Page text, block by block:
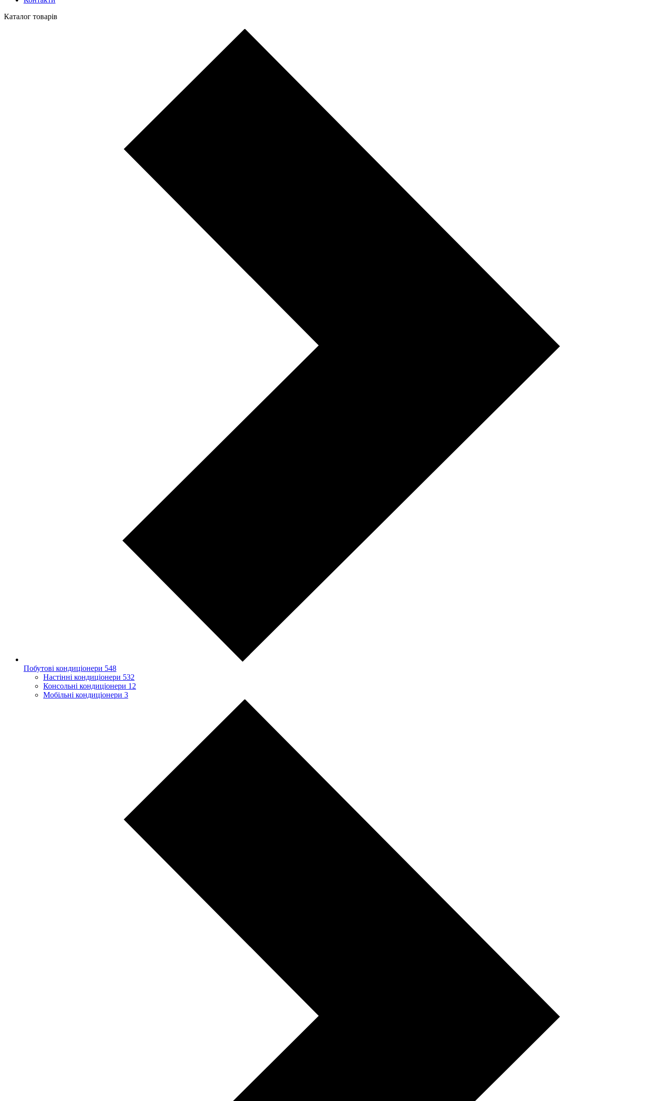
Каталог товарів
Побутові кондиціонери 548
Настінні кондиціонери 532
Консольні кондиціонери 12
Мобільні кондиціонери 3